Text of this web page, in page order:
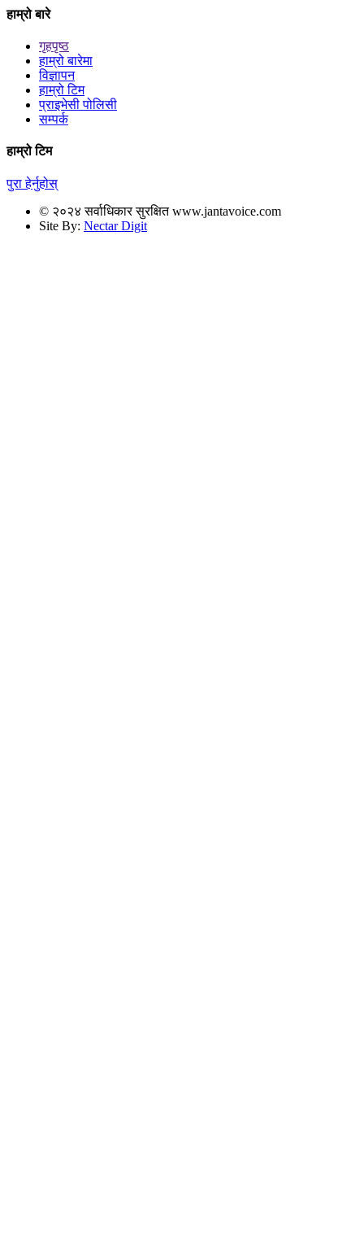
हाम्रो बारे
गृहपृष्ठ
हाम्रो बारेमा
विज्ञापन
हाम्रो टिम
प्राइभेसी पोलिसी
सम्पर्क
हाम्रो टिम
पुरा हेर्नुहोस्
© २०२४ सर्वाधिकार सुरक्षित www.jantavoice.com
Site By: Nectar Digit